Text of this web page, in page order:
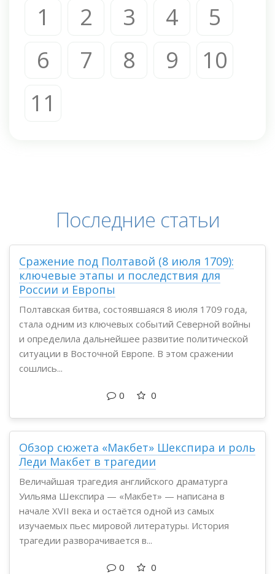
1 2 3 4
5
6
7 8 9
10
11
Последние статьи
Сражение под Полтавой (8 июля 1709):
ключевые этапы и последствия для
России и Европы
Полтавская битва, состоявшаяся 8 июля 1709 года,
стала одним из ключевых событий Северной войны
и определила дальнейшее развитие политической
ситуации в Восточной Европе. В этом сражении
сошлись...
0 0
Обзор сюжета «Макбет» Шекспира и роль
Леди Макбет в трагедии
Величайшая трагедия английского драматурга
Уильяма Шекспира — «Макбет» — написана в
начале XVII века и остаётся одной из самых
изучаемых пьес мировой литературы. История
трагедии разворачивается в...
0 0